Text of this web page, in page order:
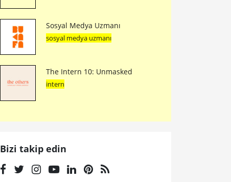
Sosyal Medya Uzmanı
sosyal medya uzmanı
The Intern 10: Unmasked
intern
Bizi takip edin